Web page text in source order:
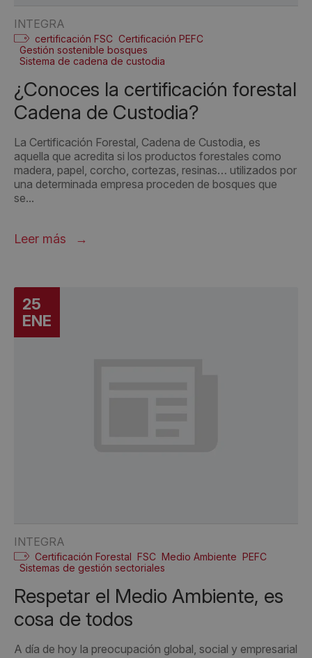
INTEGRA
certificación FSC Certificación PEFC
Gestión sostenible bosques
Sistema de cadena de custodia
¿Conoces la certificación forestal
Cadena de Custodia?
La Certificación Forestal, Cadena de Custodia, es
aquella que acredita si los productos forestales como
madera, papel, corcho, cortezas, resinas… utilizados por
una determinada empresa proceden de bosques que
se...
Leer más
25
ENE
INTEGRA
Certificación Forestal FSC Medio Ambiente PEFC
Sistemas de gestión sectoriales
Respetar el Medio Ambiente, es
cosa de todos
A día de hoy la preocupación global, social y empresarial